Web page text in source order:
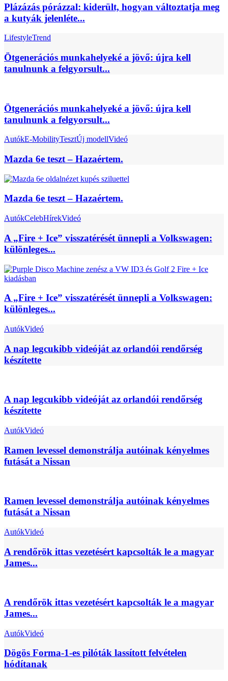
Plázázás pórázzal: kiderült, hogyan változtatja meg
a kutyák jelenléte...
LifestyleTrend
Ötgenerációs munkahelyeké a jövő: újra kell
tanulnunk a felgyorsult...
Ötgenerációs munkahelyeké a jövő: újra kell
tanulnunk a felgyorsult...
AutókE-MobilityTesztÚj modellVideó
Mazda 6e teszt – Hazaértem.
Mazda 6e teszt – Hazaértem.
AutókCelebHírekVideó
A „Fire + Ice” visszatérését ünnepli a Volkswagen:
különleges...
A „Fire + Ice” visszatérését ünnepli a Volkswagen:
különleges...
AutókVideó
A nap legcukibb videóját az orlandói rendőrség
készítette
A nap legcukibb videóját az orlandói rendőrség
készítette
AutókVideó
Ramen levessel demonstrálja autóinak kényelmes
futását a Nissan
Ramen levessel demonstrálja autóinak kényelmes
futását a Nissan
AutókVideó
A rendőrök ittas vezetésért kapcsolták le a magyar
James...
A rendőrök ittas vezetésért kapcsolták le a magyar
James...
AutókVideó
Dögös Forma-1-es pilóták lassított felvételen
hódítanak